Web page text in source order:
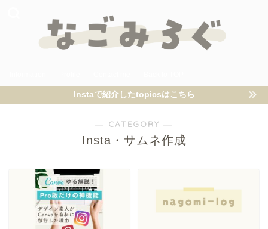
Instaで紹介したtopicsはこちら
― CATEGORY ―
Insta・サムネ作成